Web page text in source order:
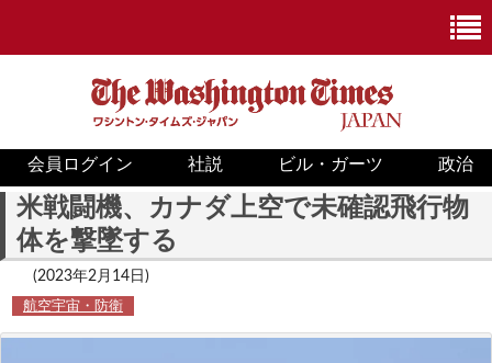
ニュース
政治
ホワイトハウス
会員ログイン 社説 ビル・ガーツ 政治
米戦闘機、カナダ上空で未確認飛行物
体を撃墜する
(2023年2月14日)
航空宇宙・防衛